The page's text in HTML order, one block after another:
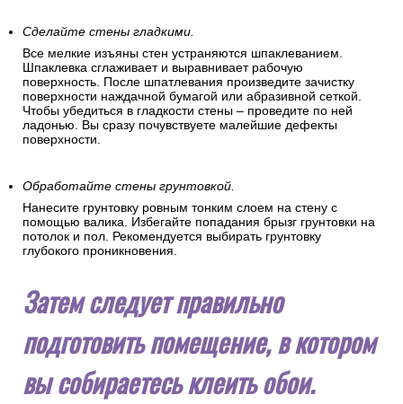
Сделайте стены гладкими.
Все мелкие изъяны стен устраняются шпаклеванием.
Шпаклевка сглаживает и выравнивает рабочую
поверхность. После шпатлевания произведите зачистку
поверхности наждачной бумагой или абразивной сеткой.
Чтобы убедиться в гладкости стены – проведите по ней
ладонью. Вы сразу почувствуете малейшие дефекты
поверхности.
Обработайте стены грунтовкой.
Нанесите грунтовку ровным тонким слоем на стену с
помощью валика. Избегайте попадания брызг грунтовки на
потолок и пол. Рекомендуется выбирать грунтовку
глубокого проникновения.
Затем следует правильно
подготовить помещение, в котором
вы собираетесь клеить обои.